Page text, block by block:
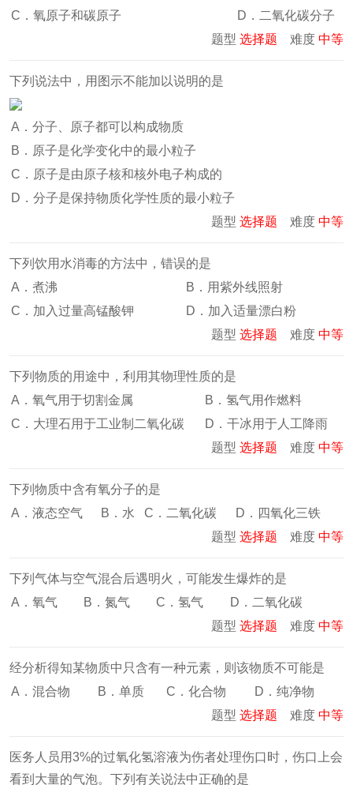
C．氧原子和碳原子
D．二氧化碳分子
题型 选择题 难度 中等
下列说法中，用图示不能加以说明的是
A．分子、原子都可以构成物质
B．原子是化学变化中的最小粒子
C．原子是由原子核和核外电子构成的
D．分子是保持物质化学性质的最小粒子
题型 选择题 难度 中等
下列饮用水消毒的方法中，错误的是
A．煮沸
B．用紫外线照射
C．加入过量高锰酸钾
D．加入适量漂白粉
题型 选择题 难度 中等
下列物质的用途中，利用其物理性质的是
A．氧气用于切割金属
B．氢气用作燃料
C．大理石用于工业制二氧化碳
D．干冰用于人工降雨
题型 选择题 难度 中等
下列物质中含有氧分子的是
A．液态空气
B．水 C．二氧化碳
D．四氧化三铁
题型 选择题 难度 中等
下列气体与空气混合后遇明火，可能发生爆炸的是
A．氧气
B．氮气 C．氢气
D．二氧化碳
题型 选择题 难度 中等
经分析得知某物质中只含有一种元素，则该物质不可能是
A．混合物
B．单质 C．化合物
D．纯净物
题型 选择题 难度 中等
医务人员用3%的过氧化氢溶液为伤者处理伤口时，伤口上会
看到大量的气泡。下列有关说法中正确的是